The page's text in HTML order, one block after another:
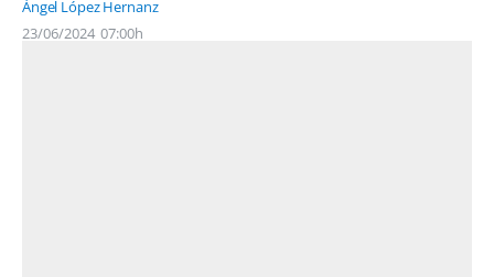
Ángel López Hernanz
23/06/2024 07:00h